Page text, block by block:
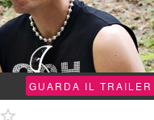
GUARDA IL TRAILER